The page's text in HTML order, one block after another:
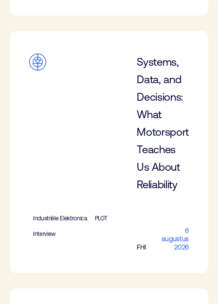
Systems,
Data, and
Decisions:
What
Motorsport
Teaches
Us About
Reliability
Industriële Elektronica PLOT
Interview
FHI
6
augustus
2026